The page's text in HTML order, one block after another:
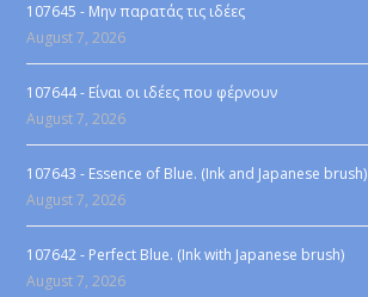
107645 - Μην παρατάς τις ιδέες
August 7, 2026
107644 - Είναι οι ιδέες που φέρνουν
August 7, 2026
107643 - Essence of Blue. (Ink and Japanese brush)
August 7, 2026
107642 - Perfect Blue. (Ink with Japanese brush)
August 7, 2026